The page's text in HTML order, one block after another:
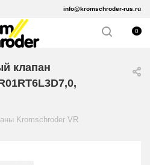
info@kromschroder-rus.ru
0
клапан
Kromschroder VR